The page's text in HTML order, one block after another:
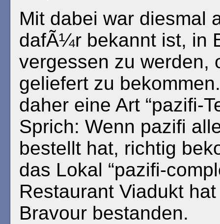
Mit dabei war diesmal
dafÃ¼r bekannt ist, in
vergessen zu werden,
geliefert zu
daher eine Art “pazifi-
Sprich: Wenn pazifi
bestellt hat, richtig
das Lokal “pazifi-
Restaurant Viadukt
Bravour bestanden.